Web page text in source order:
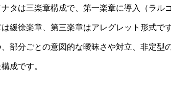
ナタは三楽章構成で、第一楽章に導入（ラル
緩徐楽章、第三楽章はアレグレット形式で
部分ごとの意図的な曖昧さや対立、非定型
成です。